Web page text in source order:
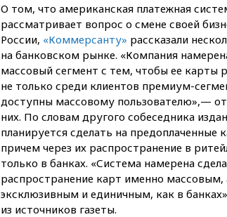
О том, что американская платежная
рассматривает вопрос о смене своей
России, «Коммерсанту» рассказали
на банковском рынке. «Компания
массовый сегмент с тем, чтобы ее карты
не только среди клиентов премиум-
доступны массовому пользователю»,—
них. По словам другого собеседника
планируется сделать на предоплаченные
причем через их распространение в
только в банках. «Система намерена
распространение карт именно массовым,
эксклюзивным и единичным, как в
из источников газеты.